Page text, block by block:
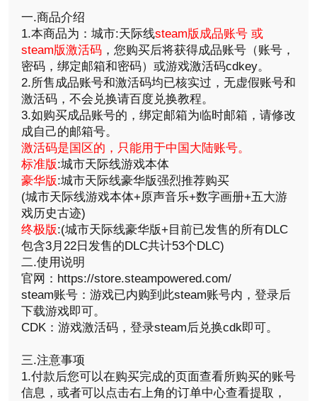
一.商品介绍
1.本商品为：城市:天际线steam版成品账号 或
steam版激活码，您购买后将获得成品账号（账号，
密码，绑定邮箱和密码）或游戏激活码cdkey。
2.所售成品账号和激活码均已核实过，无虚假账号和
激活码，不会兑换请百度兑换教程。
3.如购买成品账号的，绑定邮箱为临时邮箱，请修改
成自己的邮箱号。
激活码是国区的，只能用于中国大陆账号。
标准版:城市天际线游戏本体
豪华版:城市天际线豪华版强烈推荐购买
(城市天际线游戏本体+原声音乐+数字画册+五大游
戏历史古迹)
终极版:(城市天际线豪华版+目前已发售的所有DLC
包含3月22日发售的DLC共计53个DLC)
二.使用说明
官网：https://store.steampowered.com/
steam账号：游戏已内购到此steam账号内，登录后
下载游戏即可。
CDK：游戏激活码，登录steam后兑换cdk即可。
三.注意事项
1.付款后您可以在购买完成的页面查看所购买的账号
信息，或者可以点击右上角的订单中心查看提取，